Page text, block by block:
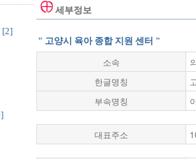
[2]
세부정보
" 고양시 육아 종합 지원 센터 "
소속
한글명칭
부속명칭
대표주소